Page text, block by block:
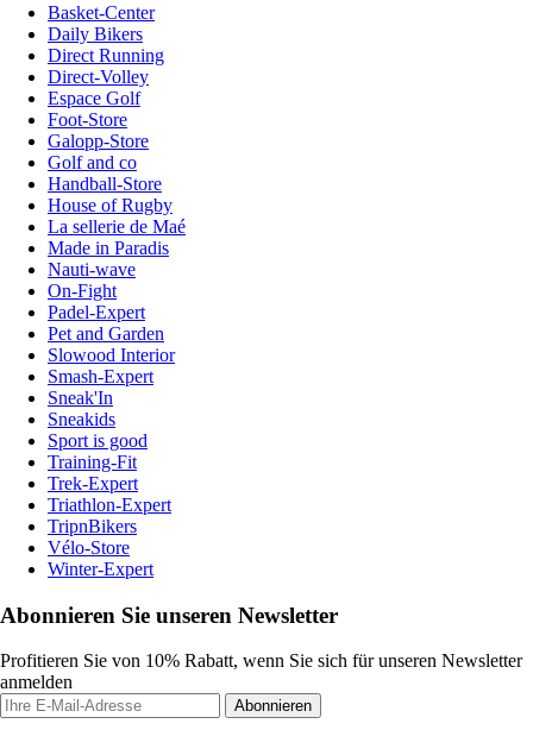
Basket-Center
Daily Bikers
Direct Running
Direct-Volley
Espace Golf
Foot-Store
Galopp-Store
Golf and co
Handball-Store
House of Rugby
La sellerie de Maé
Made in Paradis
Nauti-wave
On-Fight
Padel-Expert
Pet and Garden
Slowood Interior
Smash-Expert
Sneak'In
Sneakids
Sport is good
Training-Fit
Trek-Expert
Triathlon-Expert
TripnBikers
Vélo-Store
Winter-Expert
Abonnieren Sie unseren Newsletter
Profitieren Sie von 10% Rabatt, wenn Sie sich für unseren Newsletter
anmelden
Abonnieren